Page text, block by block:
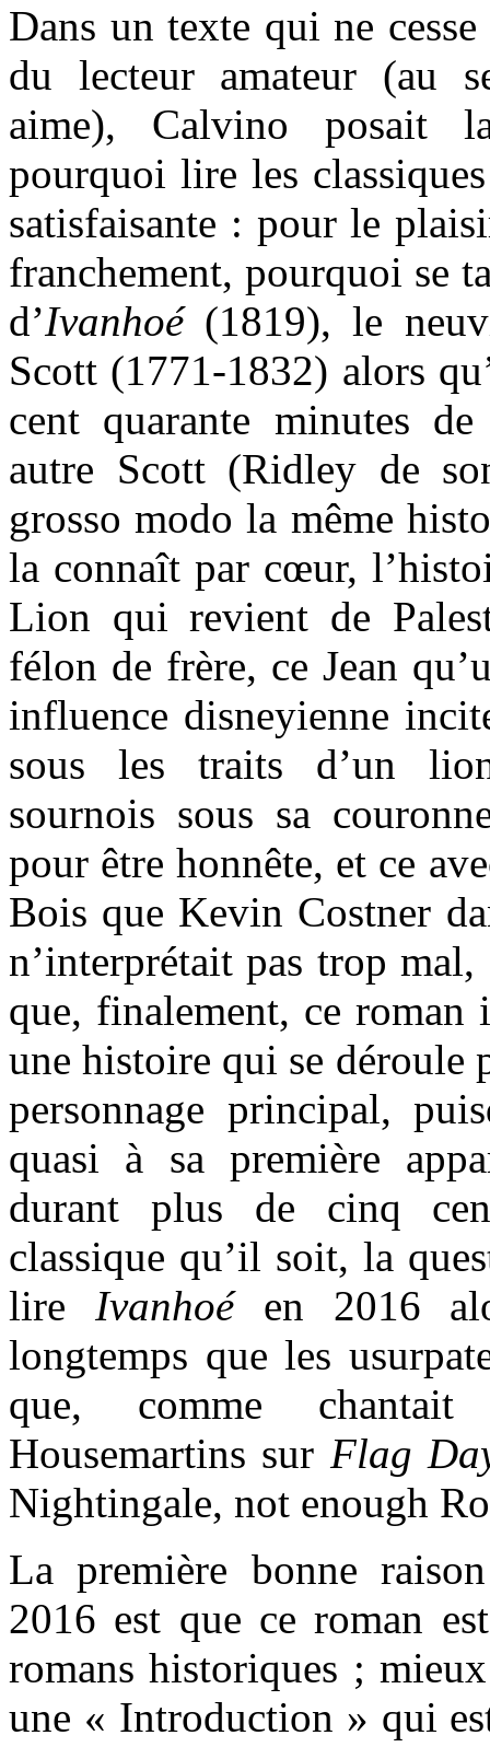
Dans un texte qui ne
du lecteur amateur (au
aime), Calvino posait
pourquoi lire les
satisfaisante : pour le
franchement, pourquoi se
d’Ivanhoé(1819), le
Scott (1771-1832) alors
cent quarante minutes
autre Scott (Ridley de
grosso modo la même
la connaît par cœur,
Lion qui revient de
félon de frère, ce Jean
influence disneyienne
sous les traits d’un
sournois sous sa
pour être honnête, et ce
Bois que Kevin Costner
n’interprétait pas trop
que, finalement, ce
une histoire qui se déroule
personnage principal,
quasi à sa première
durant plus de cinq
classique qu’il soit, la
lire Ivanhoéen 2016
longtemps que les
que, comme
Housemartins sur Flag
Nightingale, not enough
La première bonne
2016 est que ce roman
romans historiques ;
une « Introduction » qui